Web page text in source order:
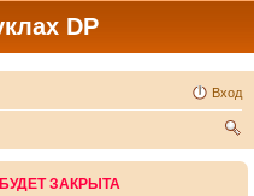
DP
Вход
ЗАКРЫТА